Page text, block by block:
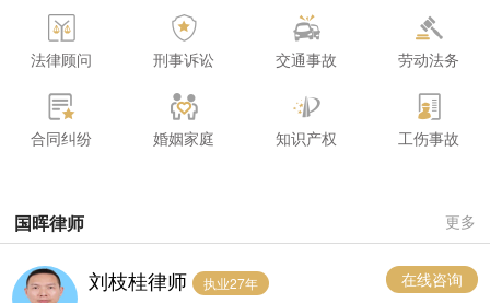
法律顾问 刑事诉讼 交通事故 劳动法务
合同纠纷 婚姻家庭 知识产权 工伤事故
国晖律师 更多
刘枝桂律师 执业27年
在线咨询